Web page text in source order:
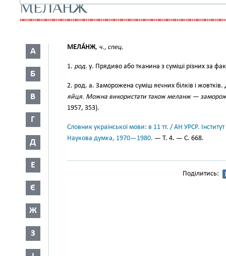
МЕЛАНЖ
А
Б
В
Г
Д
Е
Є
Ж
З
МЕЛА́НЖ, ч., спец.
1. род. у. Прядиво або тканина з суміші різних за
2. род. а. Заморожена суміш яєчних білків і жовтків.
яйця. Можна використати також меланж —
1957, 353).
Словник української мови: в 11 тт. / АН УРСР.
Наукова думка, 1970—1980. — Т. 4. — С. 668.
Поділитись: